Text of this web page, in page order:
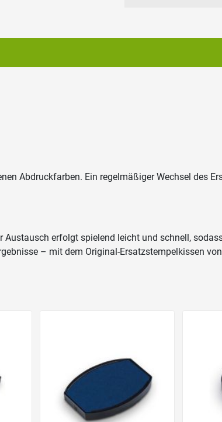
Abdruckfarben. Ein regelmäßiger Wechsel des
erfolgt spielend leicht und schnell,
– mit dem Original-Ersatzstempelkissen